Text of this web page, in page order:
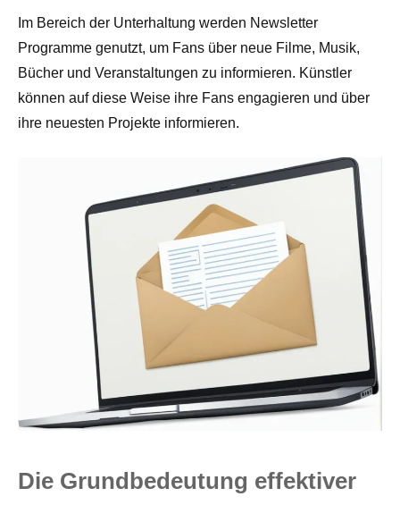
Im Bereich der Unterhaltung werden Newsletter
Programme genutzt, um Fans über neue Filme, Musik,
Bücher und Veranstaltungen zu informieren. Künstler
können auf diese Weise ihre Fans engagieren und über
ihre neuesten Projekte informieren.
Die Grundbedeutung effektiver